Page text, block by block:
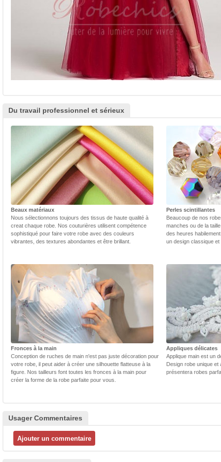
Du travail professionnel et sérieux
Beaux matériaux
Nous sélectionnons toujours des tissus de haute qualité à
creat chaque robe. Nos couturières utilisent compétence
sophistiqué pour faire votre robe avec des couleurs
vibrantes, des textures abondantes et être brillant.
Perles scintillantes
Beaucoup de nos
manches ou de la
des heures
un design classique
Fronces à la main
Conception de ruches de main n'est pas juste décoration pour
votre robe, il peut aider à créer une silhouette flatteuse à la
figure. Nos tailleurs font toutes les fronces à la main pour
créer la forme de la robe parfaite pour vous.
Appliques délicates
Applique main est un
Design robe unique
présentera robes
Usager Commentaires